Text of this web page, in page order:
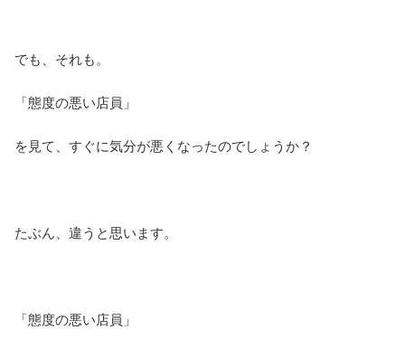
でも、それも。
「態度の悪い店員」
を見て、すぐに気分が悪くなったのでしょうか？
たぶん、違うと思います。
「態度の悪い店員」